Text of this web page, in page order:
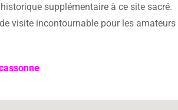
supplémentaire à ce site sacré.
visite incontournable pour les amateurs